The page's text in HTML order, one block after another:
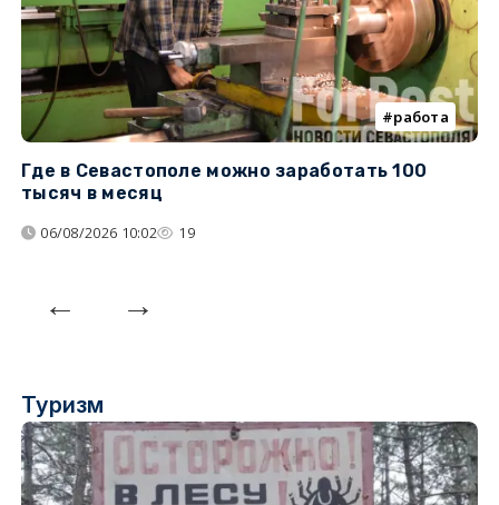
работа
Где в Севастополе можно заработать 100
тысяч в месяц
06/08/2026 10:02 19
Туризм